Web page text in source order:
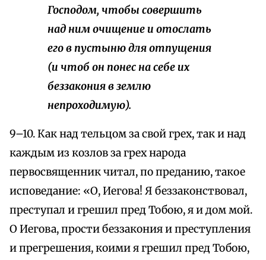
Господом, чтобы совершить
над ним очищение и отослать
его в пустыню для отпущения
(и чтоб он понес на себе их
беззакония в землю
непроходимую).
9–10. Как над тельцом за свой грех, так и над
каждым из козлов за грех народа
первосвященник читал, по преданию, такое
исповедание: «О, Иегова! Я беззаконствовал,
преступал и грешил пред Тобою, я и дом мой.
О Иегова, прости беззакония и преступления
и прегрешения, коими я грешил пред Тобою,